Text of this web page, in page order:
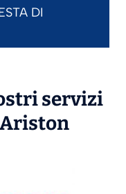
DI
servizi
Ariston